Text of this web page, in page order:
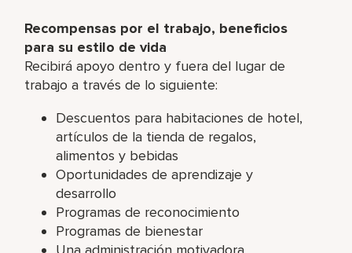
Recompensas por el trabajo, beneficios
para su estilo de vida
Recibirá apoyo dentro y fuera del lugar de
trabajo a través de lo siguiente:
Descuentos para habitaciones de hotel,
artículos de la tienda de regalos,
alimentos y bebidas
Oportunidades de aprendizaje y
desarrollo
Programas de reconocimiento
Programas de bienestar
Una administración motivadora